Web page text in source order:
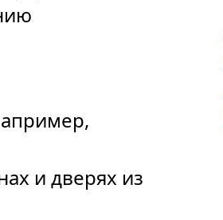
и дверях из